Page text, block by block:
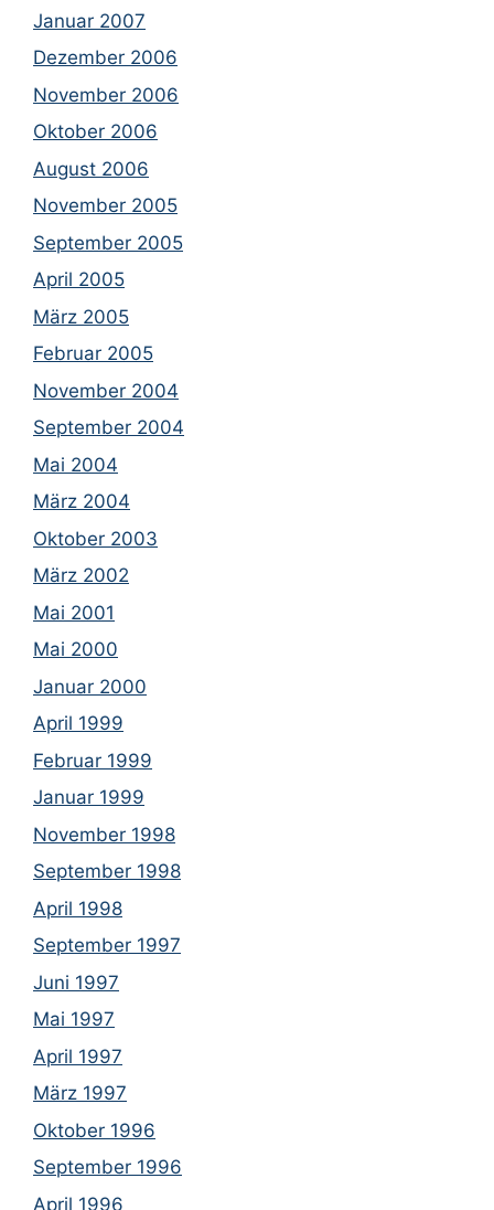
Januar 2007
Dezember 2006
November 2006
Oktober 2006
August 2006
November 2005
September 2005
April 2005
März 2005
Februar 2005
November 2004
September 2004
Mai 2004
März 2004
Oktober 2003
März 2002
Mai 2001
Mai 2000
Januar 2000
April 1999
Februar 1999
Januar 1999
November 1998
September 1998
April 1998
September 1997
Juni 1997
Mai 1997
April 1997
März 1997
Oktober 1996
September 1996
April 1996